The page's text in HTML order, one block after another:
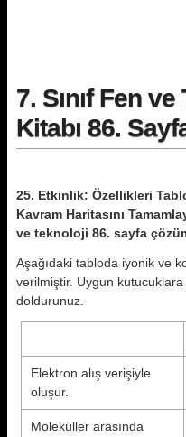
7. Sınıf Fen
Kitabı 86.
25. Etkinlik: Özellikleri
Kavram Haritasını
ve teknoloji 86. sayfa
Aşağıdaki tabloda iyonik ve
verilmiştir. Uygun
doldurunuz.
Elektron alış verişiyle
oluşur.
Moleküller arasında